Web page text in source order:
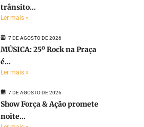
trânsito...
Ler mais »
7 DE AGOSTO DE 2026
MÚSICA: 25º Rock na Praça
é...
Ler mais »
7 DE AGOSTO DE 2026
Show Força & Ação promete
noite...